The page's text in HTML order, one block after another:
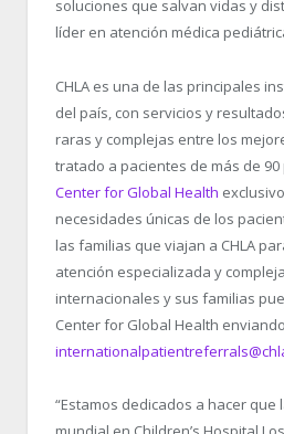
soluciones que salvan vidas y
líder en atención médica
CHLA es una de las principales
del país, con servicios y
raras y complejas entre los
tratado a pacientes de más de
Center for Global Health
necesidades únicas de los
las familias que viajan a CHLA
atención especializada y
internacionales y sus familias
Center for Global Health
“Estamos dedicados a hacer que